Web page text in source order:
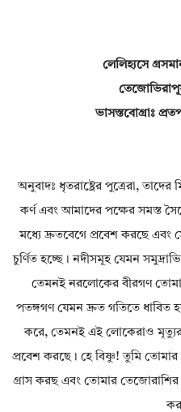
লেলিহ্যসে
ভাসস্তবোগ্রাঃ
অনুবাদঃ ধৃতরাষ্ট্রের পুত্রেরা, তাদের
কর্ণ এবং আমাদের পক্ষের সমস্ত
মধ্যে দ্রুতবেগে প্রবেশ করছে এবং
চুর্ণিত হচ্ছে। নদীসমূহ যেমন
তেমনই নরলোকের বীরগণ
পতঙ্গগণ যেমন দ্রুত গতিতে ধাবিত
করে, তেমনই এই লোকেরাও
প্রবেশ করছে। হে বিষ্ণু! তুমি
গ্রাস করছ এবং তোমার তেজোরাশির